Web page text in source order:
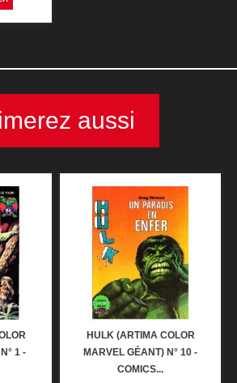
aussi
1 -
HULK (ARTIMA COLOR
MARVEL GÉANT) N° 10 -
COMICS...